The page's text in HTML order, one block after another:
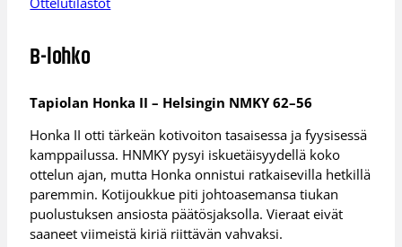
B-lohko
Tapiolan Honka II – Helsingin NMKY 62–56
Honka II otti tärkeän kotivoiton tasaisessa ja fyysisessä
kamppailussa. HNMKY pysyi iskuetäisyydellä koko
ottelun ajan, mutta Honka onnistui ratkaisevilla hetkillä
paremmin. Kotijoukkue piti johtoasemansa tiukan
puolustuksen ansiosta päätösjaksolla. Vieraat eivät
saaneet viimeistä kiriä riittävän vahvaksi.